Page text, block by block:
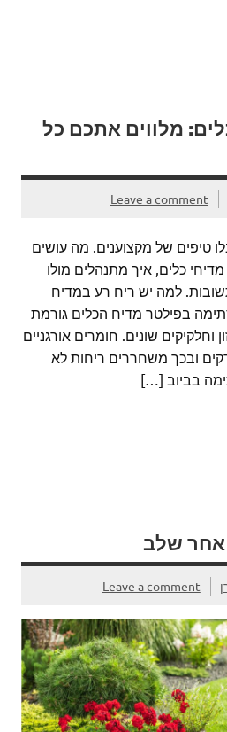
מלווים אתכם כל
Leave a comment
טיפים של מקצוענים. מה עושים
כלים, איך מתנהלים מולו
למה יש ריח רע במדיח
בפילטר מדיח הכלים גורמת
שונים. חומרים אורגניים
ובכך משחררים ריחות לא
בביוב […]
אחר שלב
Leave a comment